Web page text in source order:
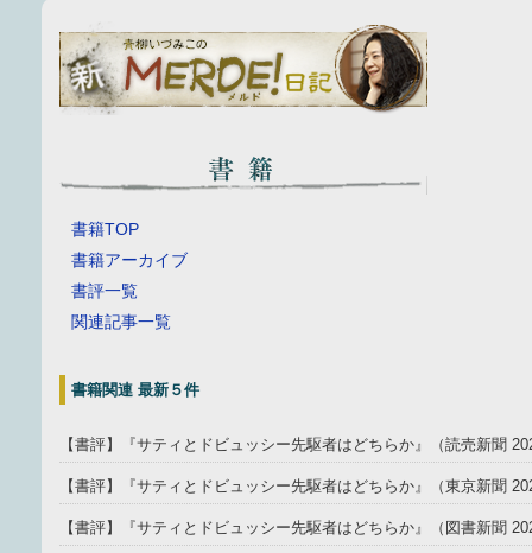
書籍TOP
書籍アーカイブ
書評一覧
関連記事一覧
書籍関連 最新５件
【書評】『サティとドビュッシー先駆者はどちらか』（読売新聞
【書評】『サティとドビュッシー先駆者はどちらか』（東京新聞
【書評】『サティとドビュッシー先駆者はどちらか』（図書新聞